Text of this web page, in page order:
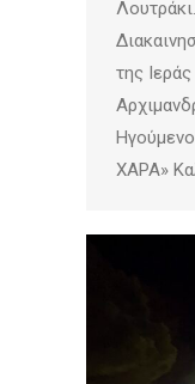
της
ΧΑΡΑ»